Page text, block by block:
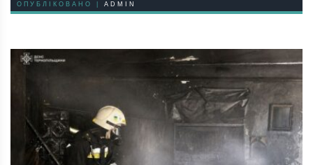
ОПУБЛІКОВАНО | ADMIN